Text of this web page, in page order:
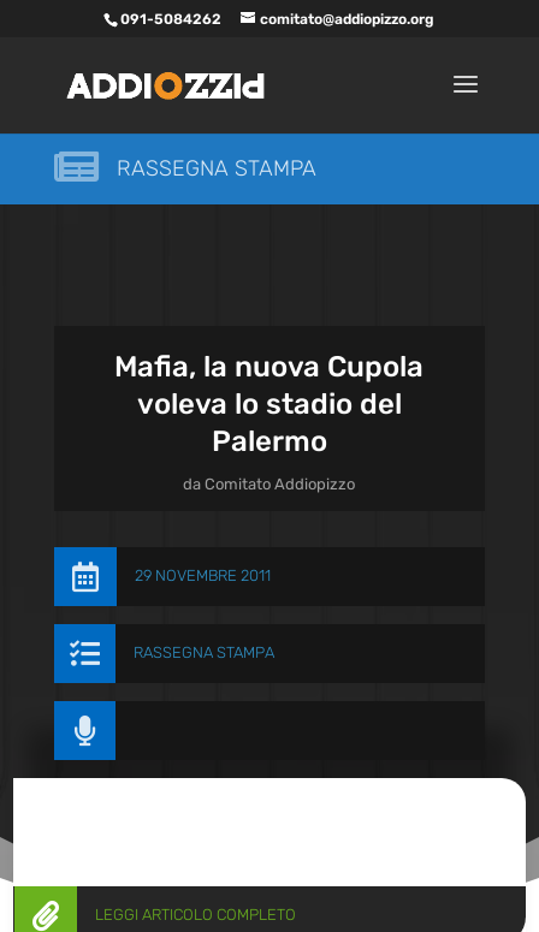
091-5084262 comitato@addiopizzo.org
 RASSEGNA STAMPA
Mafia, la nuova Cupola
voleva lo stadio del
Palermo
daComitato Addiopizzo
 29 NOVEMBRE 2011
 RASSEGNA STAMPA

 LEGGI ARTICOLO COMPLETO